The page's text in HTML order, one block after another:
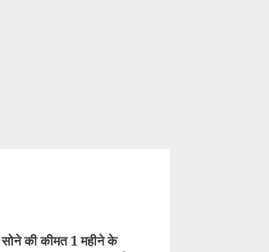
सोने की कीमत 1 महीने के